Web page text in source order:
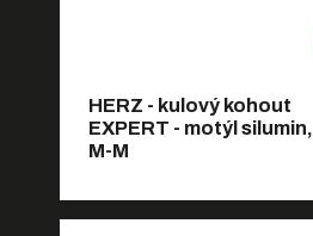
HERZ - kulový kohout
EXPERT - motýl silumin,
M-M